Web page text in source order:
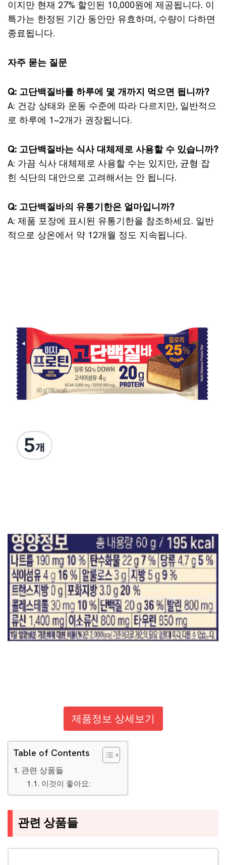
이지만 현재 27% 할인된 10,000원에 제공됩니다. 이
특가는 한정된 기간 동안만 유효하며, 수량이 다하면
종료됩니다.
자주 묻는 질문
Q: 고단백질바를 하루에 몇 개까지 먹으면 됩니까?
A: 건강 상태와 운동 수준에 따라 다르지만, 일반적으
로 하루에 1~2개가 권장됩니다.
Q: 고단백질바는 식사 대체제로 사용할 수 있습니까?
A: 가끔 식사 대체제로 사용할 수는 있지만, 균형 잡
힌 식단의 대안으로 고려해서는 안 됩니다.
Q: 고단백질바의 유통기한은 얼마입니까?
A: 제품 포장에 표시된 유통기한을 참조하세요. 일반
적으로 상온에서 약 12개월 정도 지속됩니다.
제품정보 상세보기
Table of Contents
관련 상품들
이것이 좋아요:
관련 상품들